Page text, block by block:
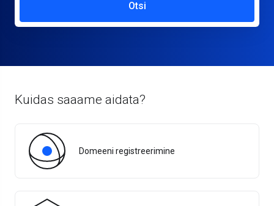
Otsi
Kuidas saaame aidata?
Domeeni registreerimine